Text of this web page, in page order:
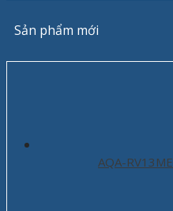
Sản phẩm mới
AQA-RV13ME